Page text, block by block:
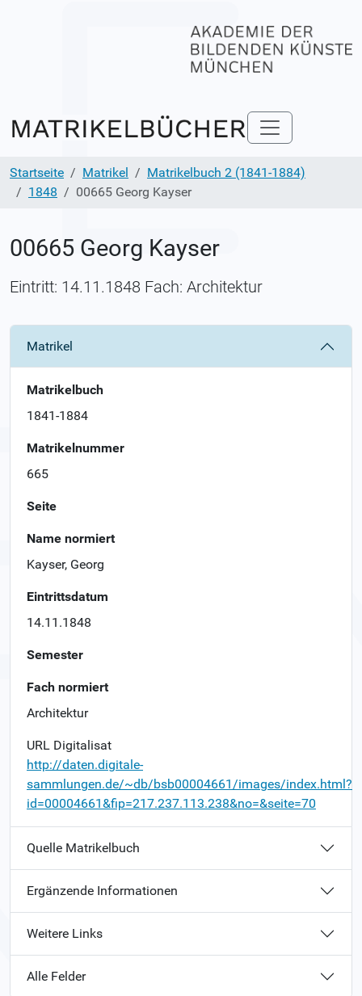
Startseite Matrikel
Matrikelbuch 2 (1841-1884)
1848
00665 Georg Kayser
00665 Georg Kayser
Eintritt: 14.11.1848 Fach: Architektur
Matrikel
Matrikelbuch
1841-1884
Matrikelnummer
665
Seite
Name normiert
Kayser, Georg
Eintrittsdatum
14.11.1848
Semester
Fach normiert
Architektur
URL Digitalisat
http://daten.digitale-
sammlungen.de/~db/bsb00004661/images/index.html?
id=00004661&fip=217.237.113.238&no=&seite=70
Quelle Matrikelbuch
Ergänzende Informationen
Weitere Links
Alle Felder